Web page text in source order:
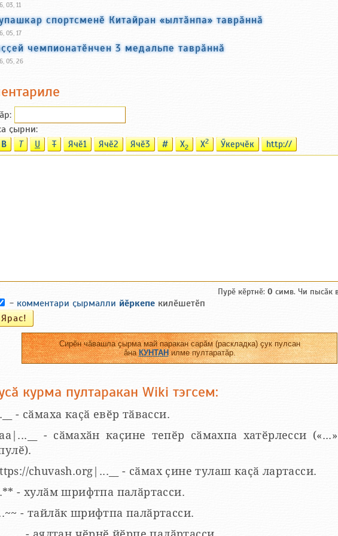
03, 11
спортсменӗ Китайран «ылтӑнпа» таврӑннӑ
05, 17
чемпионатӗнчен 3 медальпе таврӑннӑ
05, 26
ҫырни:
B T U T Ячӗ1 Ячӗ2 Ячӗ3 # X2 X2 Ӳкерчӗк http://
Пурӗ кӗртнӗ: 0 симв. Чи пысӑк
- комментари ҫырмалли йӗркепе килӗшетӗп
Сирӗн чӑвашла ҫырма май паракан сарӑм (раскладка) ҫук пулсан
ӑнаКУНТАНилме пултаратӑр.
курма пултаракан Wiki тэгсем:
- сӑмаха каҫӑ евӗр тӑвасси.
- сӑмахӑн каҫине тепӗр сӑмахпа хатӗрлесси
chuvash.org|...__ - сӑмах ҫине тулаш каҫӑ лартасси.
- хулӑм шрифтпа палӑртасси.
- тайлӑк шрифтпа палӑртасси.